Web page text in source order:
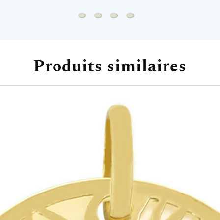
Chaine forçat rond - Or jaune 9ct
Chaine marine battue - Or jaune 9ct
Chaine forçat - Or jaune 9ct
Chaine forçat - Or jaune
Produits similaires